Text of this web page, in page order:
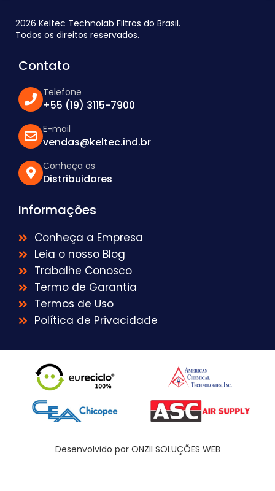
2026 Keltec Technolab Filtros do Brasil.
Todos os direitos reservados.
Contato
Telefone
+55 (19) 3115-7900
E-mail
vendas@keltec.ind.br
Conheça os
Distribuidores
Informações
Conheça a Empresa
Leia o nosso Blog
Trabalhe Conosco
Termo de Garantia
Termos de Uso
Política de Privacidade
Desenvolvido por ONZII SOLUÇÕES WEB